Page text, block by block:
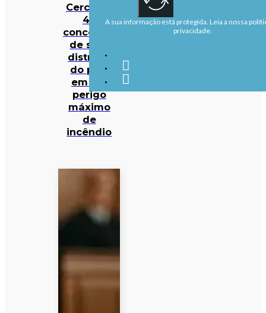
Cerca de
40
concelhos
de sete
distritos
do país
em em
perigo
máximo
de
incêndio
A sua informação está protegida. Leia a nossa
privacidade.